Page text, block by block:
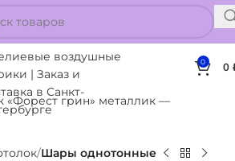
0 0
увеличить
Шары однотонные